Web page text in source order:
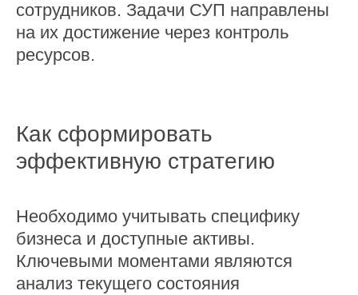
сотрудников. Задачи СУП направлены
на их достижение через контроль
ресурсов.
Как сформировать
эффективную стратегию
Необходимо учитывать специфику
бизнеса и доступные активы.
Ключевыми моментами являются
анализ текущего состояния